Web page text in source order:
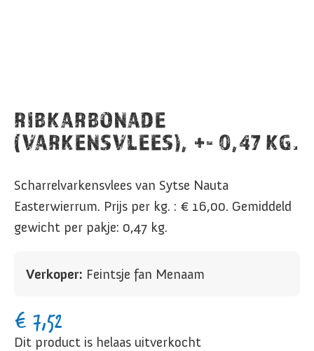
RIBKARBONADE
(VARKENSVLEES), +- 0,47 KG.
Scharrelvarkensvlees van Sytse Nauta
Easterwierrum. Prijs per kg. : € 16,00. Gemiddeld
gewicht per pakje: 0,47 kg.
Verkoper: Feintsje fan Menaam
€ 7,52
Dit product is helaas uitverkocht